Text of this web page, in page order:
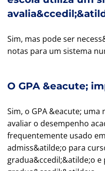
Sim, mas pode ser
notas para um sistema
O GPA &eacute;
Sim, o GPA &eacute;
avaliar o desempenho
frequentemente usado
admiss&atilde;o para
gradua&ccedil;&atilde;o e